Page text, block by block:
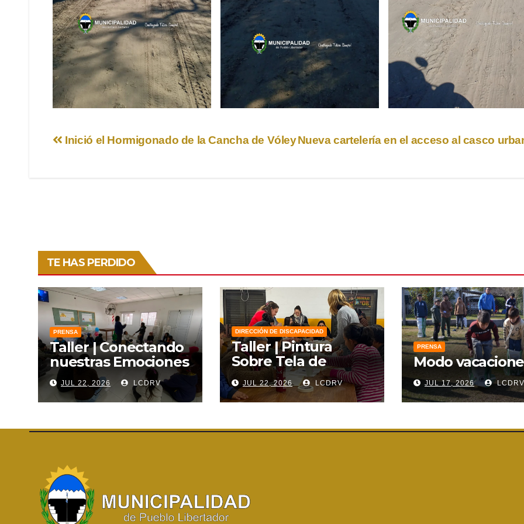
Navegación
Nueva cartelería en el acceso al casco
Inició el Hormigonado de la Cancha de Vóley
TE HAS PERDIDO
PRENSA
Taller | Conectando
nuestras Emociones
JUL 22, 2026 LCDRV
DIRECCIÓN DE DISCAPACIDAD
Taller | Pintura
Sobre Tela de
Lienzo
JUL 22, 2026 LCDRV
PRENSA
Modo
JUL 17, 2026 LCDRV